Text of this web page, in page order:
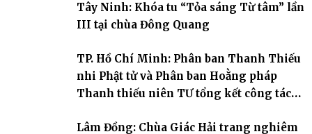
cho hơn 60 tu sinh.Tây Ninh: Khóa tu “Tỏa sáng Từ tâm” lần
III tại chùa Đông Quang
TP. Hồ Chí Minh: Phân ban Thanh Thiếu
nhi Phật tử và Phân ban Hoằng pháp
Thanh thiếu niên TƯ tổng kết công tác
Lâm Đồng: Chùa Giác Hải trang nghiêm